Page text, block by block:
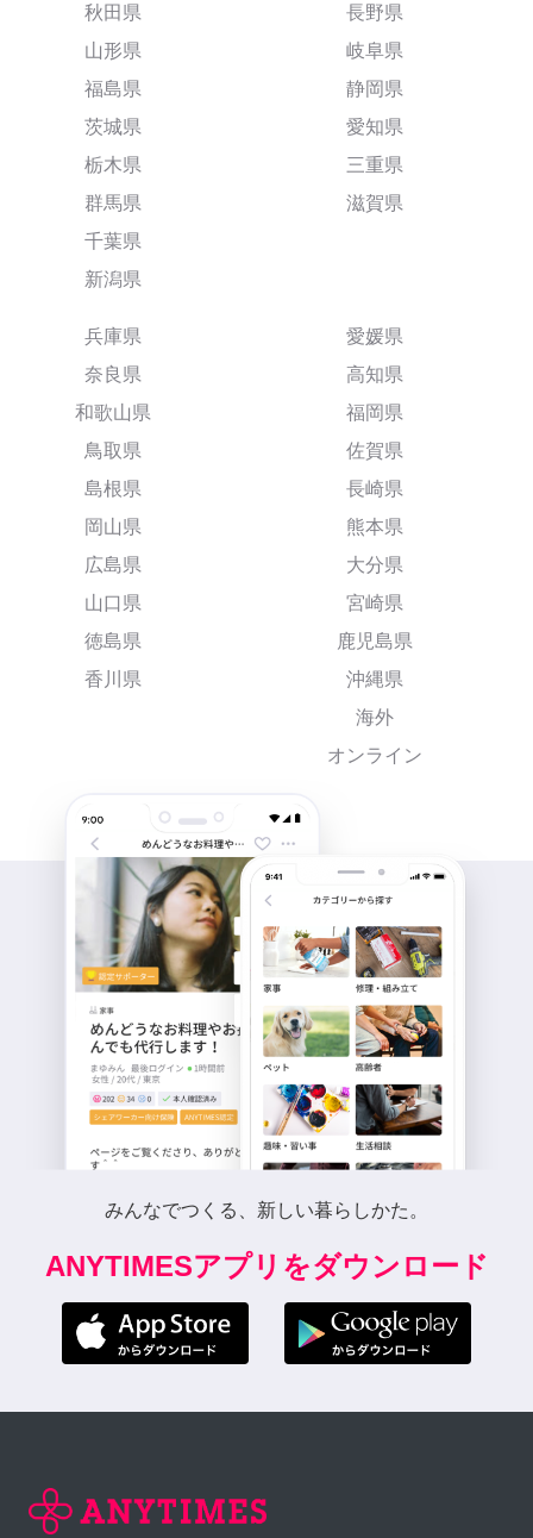
秋田県
山形県
福島県
茨城県
栃木県
群馬県
千葉県
新潟県
長野県
岐阜県
静岡県
愛知県
三重県
滋賀県
兵庫県
奈良県
和歌山県
鳥取県
島根県
岡山県
広島県
山口県
徳島県
香川県
愛媛県
高知県
福岡県
佐賀県
長崎県
熊本県
大分県
宮崎県
鹿児島県
沖縄県
海外
オンライン
みんなでつくる、新しい暮らしかた。
ANYTIMESアプリをダウンロード